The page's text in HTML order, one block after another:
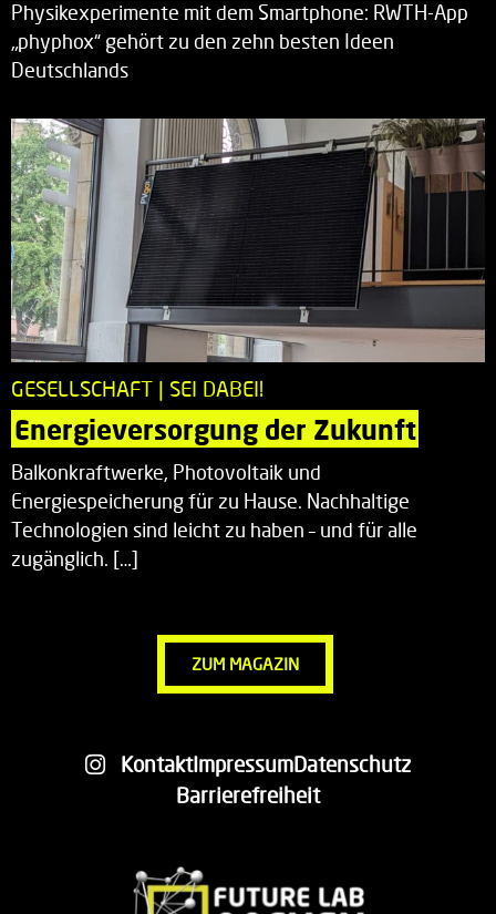
Physikexperimente mit dem Smartphone: RWTH-App
„phyphox“ gehört zu den zehn besten Ideen
Deutschlands
GESELLSCHAFT | SEI DABEI!
Energieversorgung der Zukunft
Balkonkraftwerke, Photovoltaik und
Energiespeicherung für zu Hause. Nachhaltige
Technologien sind leicht zu haben – und für alle
zugänglich. […]
ZUM MAGAZIN
KontaktImpressumDatenschutz
Barrierefreiheit